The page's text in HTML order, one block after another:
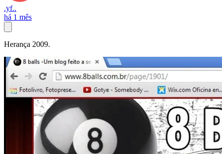
.yf..
há 1 mês
Herança 2009.